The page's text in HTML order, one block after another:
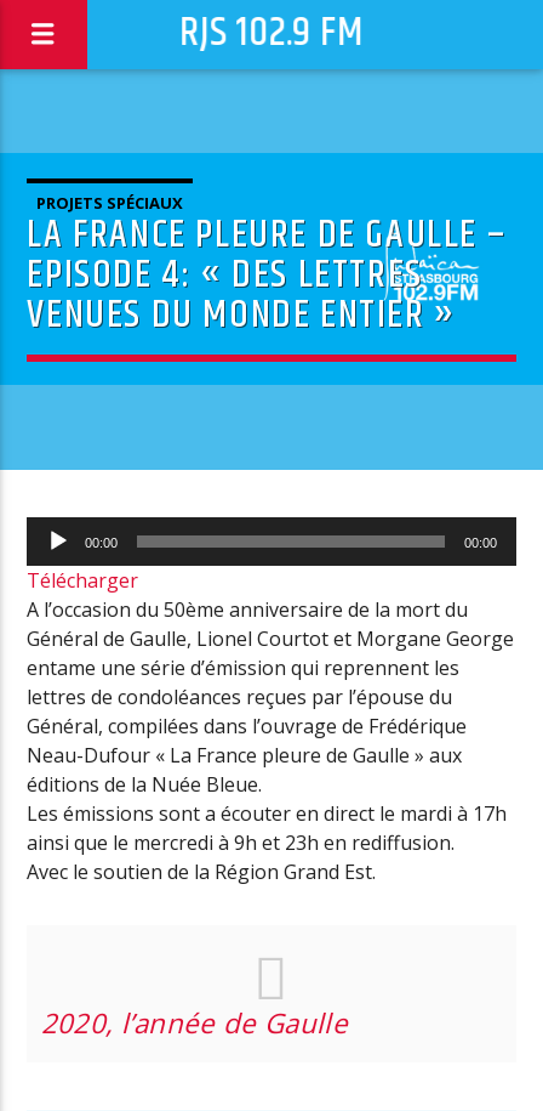
RJS 102.9 FM
PROJETS SPÉCIAUX
LA FRANCE PLEURE DE GAULLE –
EPISODE 4: « DES LETTRES
VENUES DU MONDE ENTIER »
Lecteur
audio
00:00 00:00
Télécharger
A l’occasion du 50ème anniversaire de la mort du
Général de Gaulle, Lionel Courtot et Morgane George
entame une série d’émission qui reprennent les
lettres de condoléances reçues par l’épouse du
Général, compilées dans l’ouvrage de Frédérique
Neau-Dufour « La France pleure de Gaulle » aux
éditions de la Nuée Bleue.
Les émissions sont a écouter en direct le mardi à 17h
ainsi que le mercredi à 9h et 23h en rediffusion.
Avec le soutien de la Région Grand Est.
2020, l’année de Gaulle